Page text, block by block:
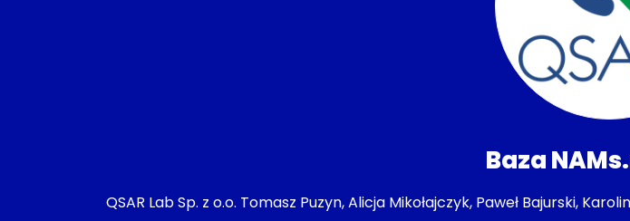
Baza
QSAR Lab Sp. z o.o. Tomasz Puzyn, Alicja Mikołajczyk, Paweł Bajurski,